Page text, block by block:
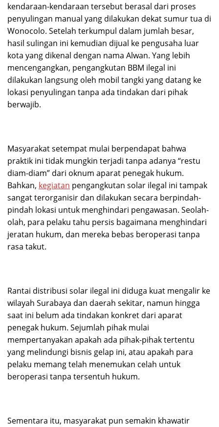
kendaraan-kendaraan tersebut berasal dari proses
penyulingan manual yang dilakukan dekat sumur tua di
Wonocolo. Setelah terkumpul dalam jumlah besar,
hasil sulingan ini kemudian dijual ke pengusaha luar
kota yang dikenal dengan nama Alwan. Yang lebih
mencengangkan, pengangkutan BBM ilegal ini
dilakukan langsung oleh mobil tangki yang datang ke
lokasi penyulingan tanpa ada tindakan dari pihak
berwajib.
Masyarakat setempat mulai berpendapat bahwa
praktik ini tidak mungkin terjadi tanpa adanya “restu
diam-diam” dari oknum aparat penegak hukum.
Bahkan, kegiatan pengangkutan solar ilegal ini tampak
sangat terorganisir dan dilakukan secara berpindah-
pindah lokasi untuk menghindari pengawasan. Seolah-
olah, para pelaku tahu persis bagaimana menghindari
jeratan hukum, dan mereka bebas beroperasi tanpa
rasa takut.
Rantai distribusi solar ilegal ini diduga kuat mengalir ke
wilayah Surabaya dan daerah sekitar, namun hingga
saat ini belum ada tindakan konkret dari aparat
penegak hukum. Sejumlah pihak mulai
mempertanyakan apakah ada pihak-pihak tertentu
yang melindungi bisnis gelap ini, atau apakah para
pelaku memang telah menemukan celah untuk
beroperasi tanpa tersentuh hukum.
Sementara itu, masyarakat pun semakin khawatir